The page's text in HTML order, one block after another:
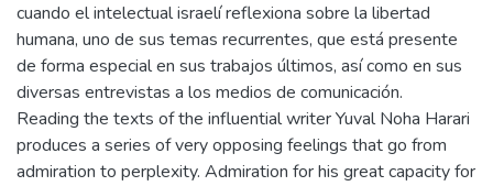
cuando el intelectual israelí reflexiona sobre la libertad
humana, uno de sus temas recurrentes, que está presente
de forma especial en sus trabajos últimos, así como en sus
diversas entrevistas a los medios de comunicación.
Reading the texts of the influential writer Yuval Noha Harari
produces a series of very opposing feelings that go from
admiration to perplexity. Admiration for his great capacity for